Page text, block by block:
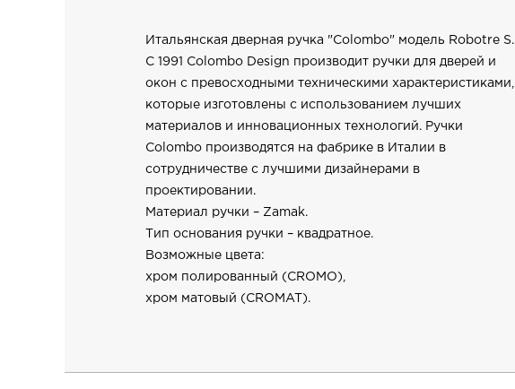
Итальянская дверная ручка "Colombo" модель Robotre S.
С 1991 Colombo Design производит ручки для дверей и
окон с превосходными техническими характеристиками,
которые изготовлены с использованием лучших
материалов и инновационных технологий. Ручки
Colombo производятся на фабрике в Италии в
сотрудничестве с лучшими дизайнерами в
проектировании.
Материал ручки – Zamak.
Тип основания ручки – квадратное.
Возможные цвета:
хром полированный (CROMO),
хром матовый (CROMAT).